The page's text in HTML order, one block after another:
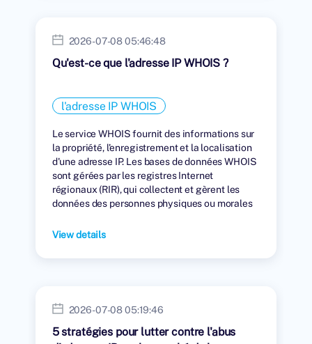
2026-07-08 05:46:48
Qu'est-ce que l'adresse IP WHOIS ?
l'adresse IP WHOIS
Le service WHOIS fournit des informations sur
la propriété, l'enregistrement et la localisation
d'une adresse IP. Les bases de données WHOIS
sont gérées par les registres Internet
régionaux (RIR), qui collectent et gèrent les
données des personnes physiques ou morales
View details
2026-07-08 05:19:46
5 stratégies pour lutter contre l'abus